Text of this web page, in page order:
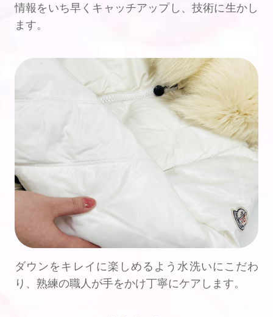
情報をいち早くキャッチアップし、技術に生かし
ます。
ダウンをキレイに楽しめるよう水洗いにこだわ
り、熟練の職人が手をかけ丁寧にケアします。